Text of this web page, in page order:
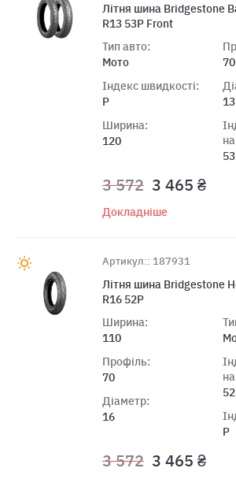
Лiтня шина Bridgestone
R13 53P Front
Тип авто:
Мото
Індекс швидкості:
P
Ширина:
120
70
13
53
3 572 3 465 ₴
Докладніше
Артикул:: 187931
Літня шина Bridgestone
R16 52P
Ширина:
110
Профіль:
70
Діаметр:
16
52
P
3 572 3 465 ₴